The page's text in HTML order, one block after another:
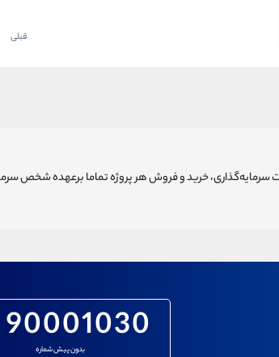
قبلی
خرید و فروش هر پروژه تماما برعهده شخص
90001030
بدون پیش شماره